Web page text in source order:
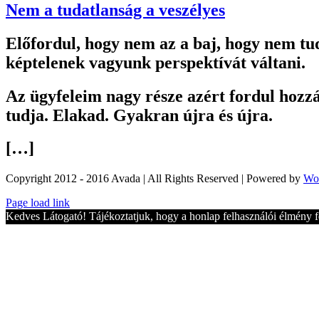
Nem a tudatlanság a veszélyes
Előfordul, hogy nem az a baj, hogy nem
képtelenek vagyunk perspektívát váltani.
Az ügyfeleim nagy része azért fordul
tudja. Elakad. Gyakran újra és újra.
[…]
Copyright 2012 - 2016 Avada | All Rights Reserved | Powered by
Toggle
Sliding
Bar
Page load link
Kedves Látogató! Tájékoztatjuk, hogy a honlap felhasználói élmény